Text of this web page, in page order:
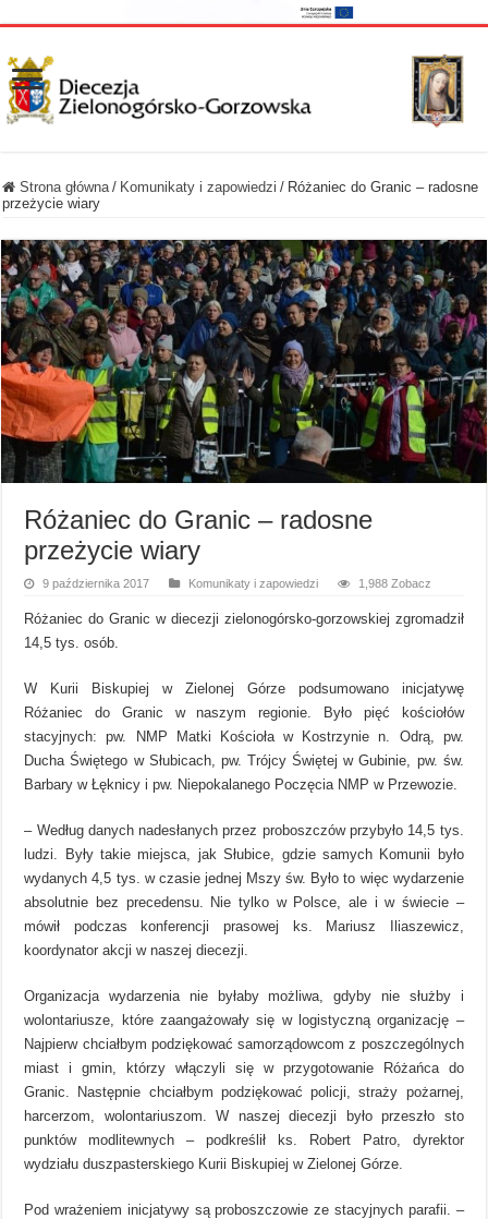
Strona główna / Komunikaty i zapowiedzi / Różaniec do Granic – radosne
przeżycie wiary
Różaniec do Granic – radosne
przeżycie wiary
9 października 2017 Komunikaty i zapowiedzi 1,988 Zobacz
Różaniec do Granic w diecezji zielonogórsko-gorzowskiej zgromadził
14,5 tys. osób.
W Kurii Biskupiej w Zielonej Górze podsumowano inicjatywę
Różaniec do Granic w naszym regionie. Było pięć kościołów
stacyjnych: pw. NMP Matki Kościoła w Kostrzynie n. Odrą, pw.
Ducha Świętego w Słubicach, pw. Trójcy Świętej w Gubinie, pw. św.
Barbary w Łęknicy i pw. Niepokalanego Poczęcia NMP w Przewozie.
– Według danych nadesłanych przez proboszczów przybyło 14,5 tys.
ludzi. Były takie miejsca, jak Słubice, gdzie samych Komunii było
wydanych 4,5 tys. w czasie jednej Mszy św. Było to więc wydarzenie
absolutnie bez precedensu. Nie tylko w Polsce, ale i w świecie –
mówił podczas konferencji prasowej ks. Mariusz Iliaszewicz,
koordynator akcji w naszej diecezji.
Organizacja wydarzenia nie byłaby możliwa, gdyby nie służby i
wolontariusze, które zaangażowały się w logistyczną organizację –
Najpierw chciałbym podziękować samorządowcom z poszczególnych
miast i gmin, którzy włączyli się w przygotowanie Różańca do
Granic. Następnie chciałbym podziękować policji, straży pożarnej,
harcerzom, wolontariuszom. W naszej diecezji było przeszło sto
punktów modlitewnych – podkreślił ks. Robert Patro, dyrektor
wydziału duszpasterskiego Kurii Biskupiej w Zielonej Górze.
Pod wrażeniem inicjatywy są proboszczowie ze stacyjnych parafii. –